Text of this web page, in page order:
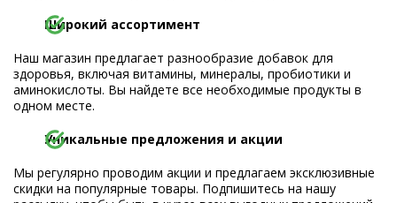
Широкий ассортимент
Наш магазин предлагает разнообразие добавок для
здоровья, включая витамины, минералы, пробиотики и
аминокислоты. Вы найдете все необходимые продукты в
одном месте.
Уникальные предложения и акции
Мы регулярно проводим акции и предлагаем эксклюзивные
скидки на популярные товары. Подпишитесь на нашу